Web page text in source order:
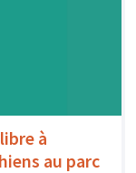
à
au parc